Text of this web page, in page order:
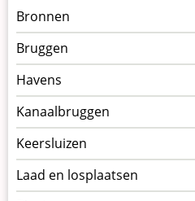
Menu
kunstwerken
op
kunstwerkpagina
Bronnen
Bruggen
Havens
Kanaalbruggen
Keersluizen
Laad en losplaatsen